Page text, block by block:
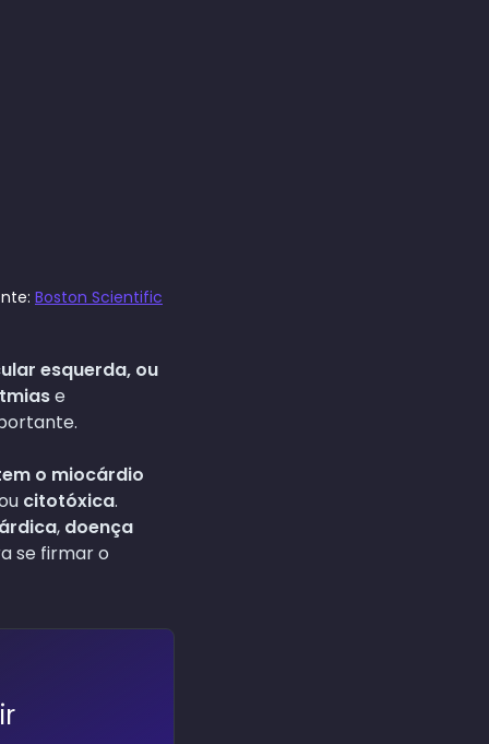
Boston Scientific
esquerda, ou
e
o miocárdio
citotóxica.
, doença
se firmar o